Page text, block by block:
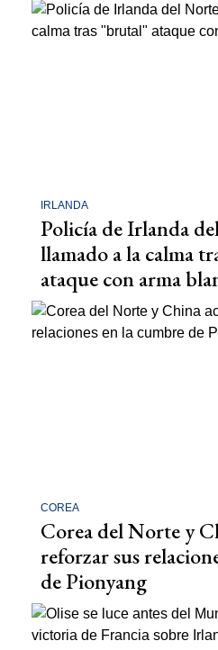
IRLANDA
Policía de Irlanda
llamado a la calma
ataque con arma
COREA
Corea del Norte y
reforzar sus
de Pionyang